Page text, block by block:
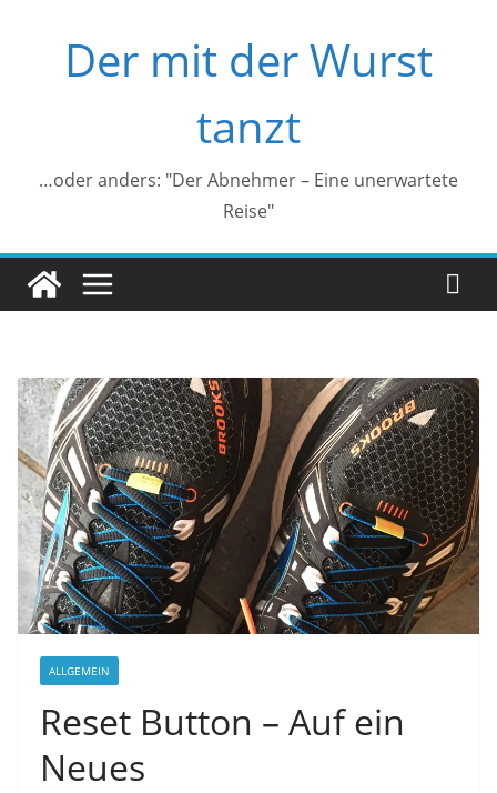
springenDer mit der Wurst
tanzt
…oder anders: "Der Abnehmer – Eine unerwartete
Reise"
ALLGEMEIN
Reset Button – Auf ein
Neues